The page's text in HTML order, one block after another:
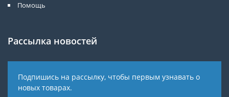
Помощь
Рассылка новостей
Подпишись на рассылку, чтобы первым узнавать о
новых товарах.